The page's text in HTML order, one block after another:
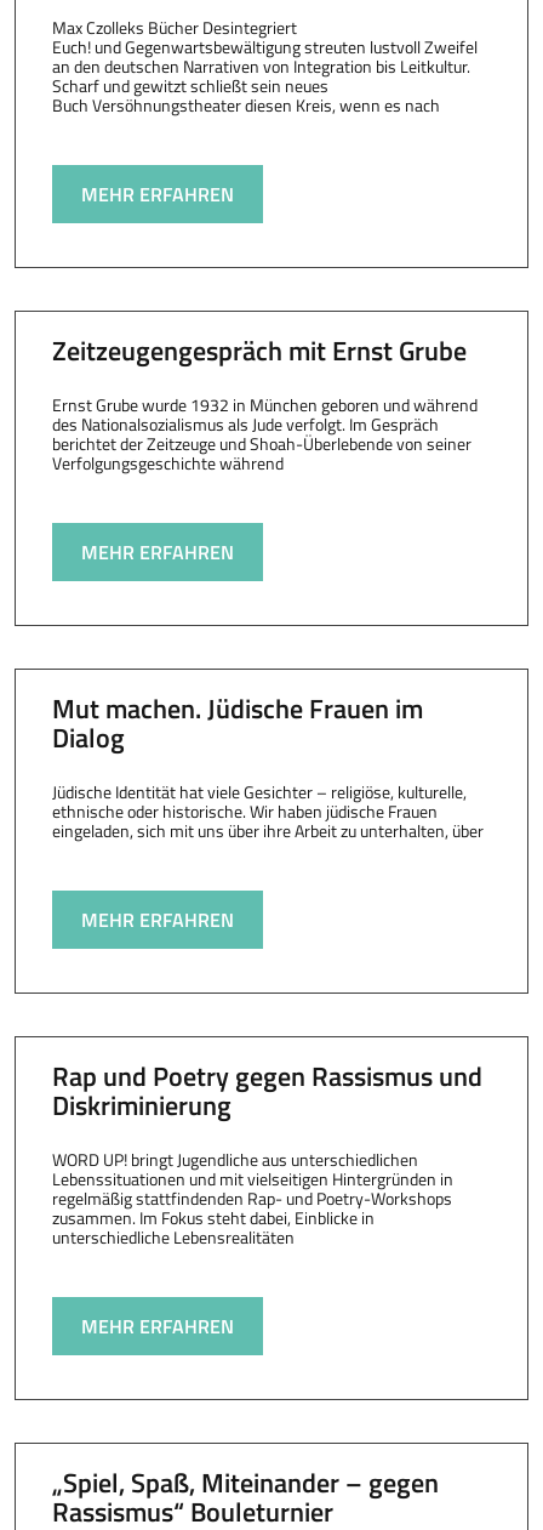
Max Czolleks Bücher Desintegriert
Euch! und Gegenwartsbewältigung streuten lustvoll Zweifel
an den deutschen Narrativen von Integration bis Leitkultur.
Scharf und gewitzt schließt sein neues
Buch Versöhnungstheater diesen Kreis, wenn es nach
MEHR ERFAHREN
Zeitzeugengespräch mit Ernst Grube
Ernst Grube wurde 1932 in München geboren und während
des Nationalsozialismus als Jude verfolgt. Im Gespräch
berichtet der Zeitzeuge und Shoah-Überlebende von seiner
Verfolgungsgeschichte während
MEHR ERFAHREN
Mut machen. Jüdische Frauen im
Dialog
Jüdische Identität hat viele Gesichter – religiöse, kulturelle,
ethnische oder historische. Wir haben jüdische Frauen
eingeladen, sich mit uns über ihre Arbeit zu unterhalten, über
MEHR ERFAHREN
Rap und Poetry gegen Rassismus und
Diskriminierung
WORD UP! bringt Jugendliche aus unterschiedlichen
Lebenssituationen und mit vielseitigen Hintergründen in
regelmäßig stattfindenden Rap- und Poetry-Workshops
zusammen. Im Fokus steht dabei, Einblicke in
unterschiedliche Lebensrealitäten
MEHR ERFAHREN
„Spiel, Spaß, Miteinander – gegen
Rassismus“ Bouleturnier